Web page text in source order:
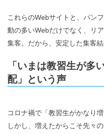
これらのWebサイトと、パン
動の多いWebだけでなく、リ
集客。だから、安定した集客結
「いまは教習生が多
配」という声
コロナ禍で「教習生がかなり
しかし、増えたからこそ先々